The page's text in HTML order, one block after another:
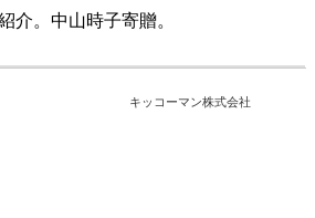
介。中山時子寄贈。
キッコーマン株式会社